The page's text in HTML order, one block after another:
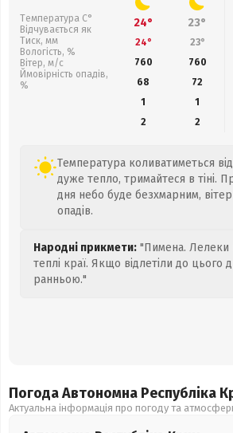
Температура С°
Відчувається як
Тиск, мм
Вологість, %
Вітер, м/с
Ймовірність опадів,
%
24° 23°
24° 23°
760
760
68
72
1
1
2
2
Температура коливатиметься від
дуже тепло, тримайтеся в тіні.
дня небо буде безхмарним,
опадів.
Народні прикмети: "Пимена. Лелеки
теплі краї. Якщо відлетіли до цього
ранньою."
Погода Автономна Республіка
Актуальна інформація про погоду та